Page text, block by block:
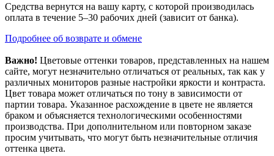
Средства вернутся на вашу карту, с которой производилась
оплата в течение 5–30 рабочих дней (зависит от банка).
Подробнее об возврате и обмене
Важно! Цветовые оттенки товаров, представленных на нашем
сайте, могут незначительно отличаться от реальных, так как у
различных мониторов разные настройки яркости и контраста.
Цвет товара может отличаться по тону в зависимости от
партии товара. Указанное расхождение в цвете не является
браком и объясняется технологическими особенностями
производства. При дополнительном или повторном заказе
просим учитывать, что могут быть незначительные отличия
оттенка цвета.